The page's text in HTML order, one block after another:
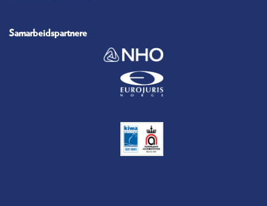
Samarbeidspartnere